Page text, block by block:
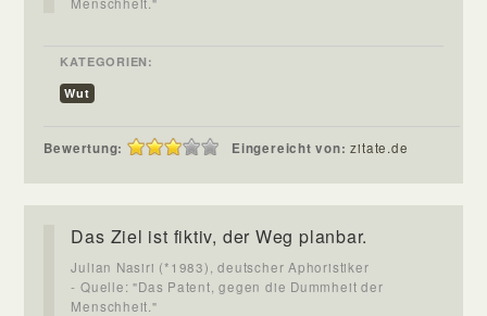
KATEGORIEN:
Wut
Bewertung: Eingereicht von:zitate.de
Das Ziel ist fiktiv, der Weg planbar.
Julian Nasiri (*1983), deutscher Aphoristiker
- Quelle: "Das Patent, gegen die Dummheit der
Menschheit."